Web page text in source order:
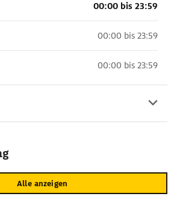
00:00 bis 23:59
00:00 bis 23:59
00:00 bis 23:59
Alle anzeigen